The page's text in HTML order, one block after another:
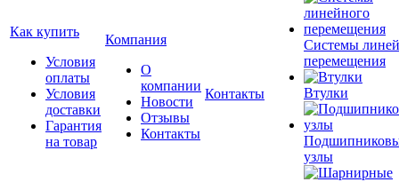
Как купить
Условия
оплаты
Условия
доставки
Гарантия
на товар
Компания
О
компании
Новости
Отзывы
Контакты
Контакты
Системы
перемещения
Втулки
узлы